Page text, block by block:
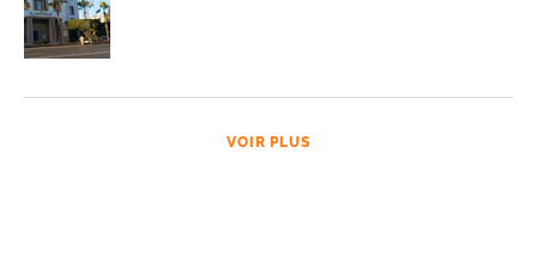
VOIR PLUS